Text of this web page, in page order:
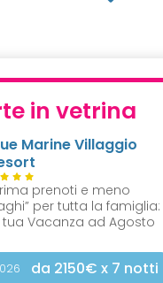
in vetrina
Marine Villaggio
prenoti e meno
per tutta la famiglia:
tua Vacanza ad Agosto
da 2150€ x 7 notti